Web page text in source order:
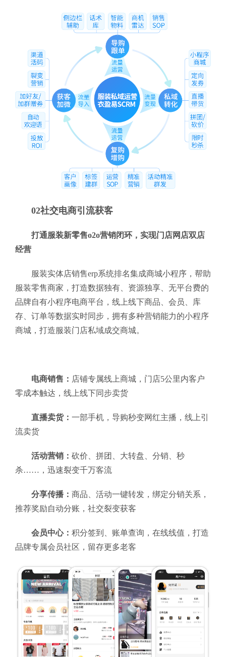
02社交电商引流获客
打通服装新零售o2o营销闭环，实现门店网店双店
经营
服装实体店销售erp系统排名集成商城小程序，帮助
服装零售商家，打造数据独有、资源独享、无平台费的
品牌自有小程序电商平台，线上线下商品、会员、库
存、订单等数据实时同步，拥有多种营销能力的小程序
商城，打造服装门店私域成交商城。
电商销售： 店铺专属线上商城，门店5公里内客户
零成本触达，线上线下同步卖货
直播卖货： 一部手机，导购秒变网红主播，线上引
流卖货
活动营销： 砍价、拼团、大转盘、分销、秒
杀……，迅速裂变千万客流
分享传播： 商品、活动一键转发，绑定分销关系，
推荐奖励自动分账，社交裂变获客
会员中心： 积分签到、账单查询，在线线值，打造
品牌专属会员社区，留存更多老客